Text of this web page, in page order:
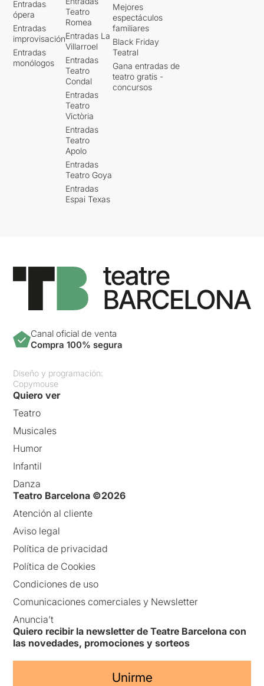
Entradas
ópera
Entradas
improvisación
Entradas
monólogos
Teatro
Romea
Entradas La
Villarroel
Entradas
Teatro
Condal
Entradas
Teatro
Victòria
Entradas
Teatro
Apolo
Entradas
Teatro Goya
Entradas
Espai Texas
Mejores
espectáculos
familiares
Black Friday
Teatral
Gana entradas de
teatro gratis -
concursos
Canal oficial de venta
Compra 100% segura
Diseño y programación:
Copymouse
Quiero ver
Teatro
Musicales
Humor
Infantil
Danza
Teatro Barcelona ©2026
Atención al cliente
Aviso legal
Política de privacidad
Política de Cookies
Condiciones de uso
Comunicaciones comerciales y Newsletter
Anuncia’t
Quiero recibir la newsletter de Teatre Barcelona con
las novedades, promociones y sorteos
Unirme